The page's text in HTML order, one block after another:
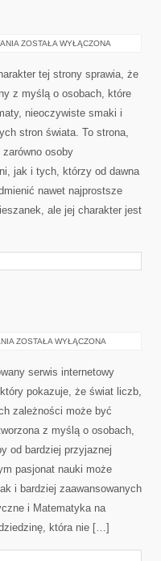
PERFUMY
ZOSTAŁA WYŁĄCZONA
tej strony sprawia, że
z myślą o osobach, które
nieoczywiste smaki i
stron świata. To strona,
osoby
jak i tych, którzy od dawna
nawet najprostsze
ale jej charakter jest
ZAAWANSOWANE
ZOSTAŁA WYŁĄCZONA
serwis internetowy
pokazuje, że świat liczb,
zależności może być
z myślą o osobach,
od bardziej przyjaznej
pasjonat nauki może
i bardziej zaawansowanych
i Matematyka na
która nie […]